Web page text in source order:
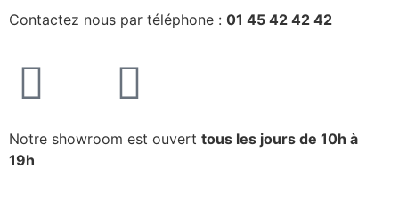
Contactez nous par téléphone : 01 45 42 42 42
Notre showroom est ouvert tous les jours de 10h à
19h